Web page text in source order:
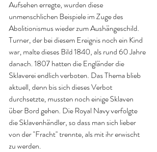
Aufsehen erregte, wurden diese
unmenschlichen Beispiele im Zuge des
Abolitionismus wieder zum Aushängeschild.
Turner, der bei diesem Ereignis noch ein Kind
war, malte dieses Bild 1840, als rund 60 Jahre
danach. 1807 hatten die Engländer die
Sklaverei endlich verboten. Das Thema blieb
aktuell, denn bis sich dieses Verbot
durchsetzte, mussten noch einige Sklaven
über Bord gehen. Die Royal Navy verfolgte
die Sklavenhändler, so dass man sich lieber
von der "Fracht" trennte, als mit ihr erwischt
zu werden.